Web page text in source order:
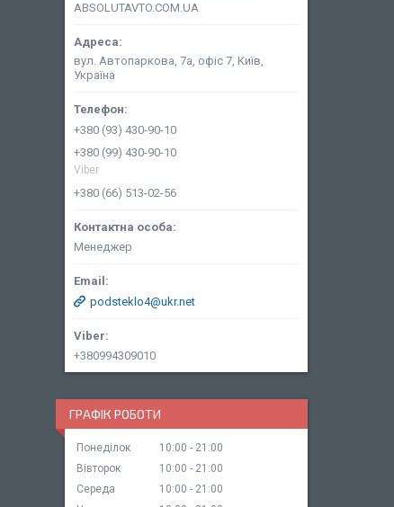
ABSOLUTAVTO.COM.UA
вул. Автопаркова, 7а, офіс 7, Київ,
Україна
+380 (93) 430-90-10
+380 (99) 430-90-10
Viber
+380 (66) 513-02-56
Менеджер
podsteklo4@ukr.net
+380994309010
ГРАФІК РОБОТИ
Понеділок 10:00
21:00
Вівторок
10:00
21:00
Середа
10:00
21:00